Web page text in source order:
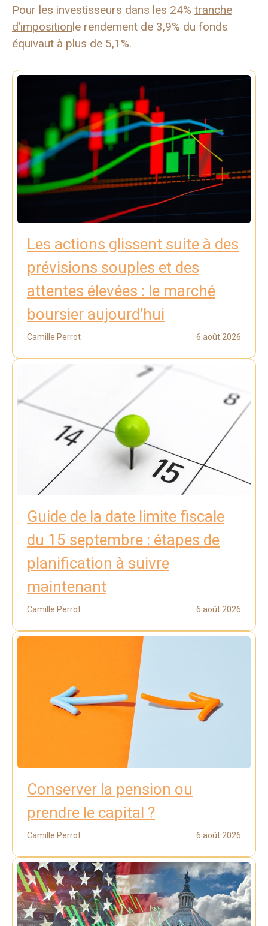
Pour les investisseurs dans les 24% tranche
d’impositionle rendement de 3,9% du fonds
équivaut à plus de 5,1%.
Les actions glissent suite à des
prévisions souples et des
attentes élevées : le marché
boursier aujourd’hui
Camille Perrot 6 août 2026
Guide de la date limite fiscale
du 15 septembre : étapes de
planification à suivre
maintenant
Camille Perrot 6 août 2026
Conserver la pension ou
prendre le capital ?
Camille Perrot 6 août 2026